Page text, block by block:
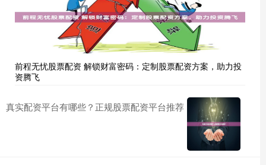
前程无忧股票配资 解锁财富密码：定制股票配资方案，助力投
资腾飞
真实配资平台有哪些？正规股票配资平台推荐